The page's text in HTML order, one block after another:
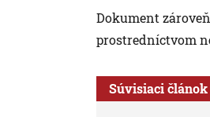
Dokument
prostredníctvom
Súvisiaci článok